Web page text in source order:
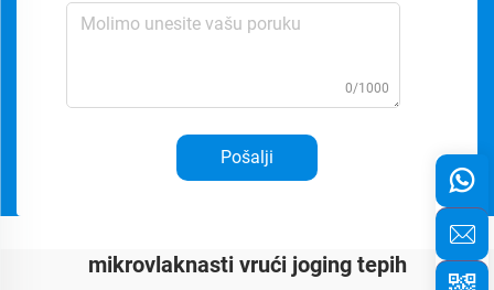
0/1000
Pošalji
mikrovlaknasti vrući joging tepih